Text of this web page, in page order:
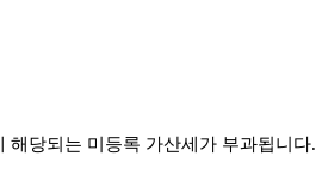
해당되는 미등록 가산세가 부과됩니다.